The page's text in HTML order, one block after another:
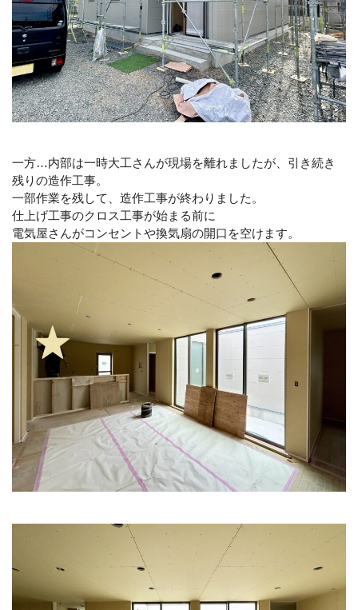
一方…内部は一時大工さんが現場を離れましたが、引き続き
残りの造作工事。
一部作業を残して、造作工事が終わりました。
仕上げ工事のクロス工事が始まる前に
電気屋さんがコンセントや換気扇の開口を空けます。